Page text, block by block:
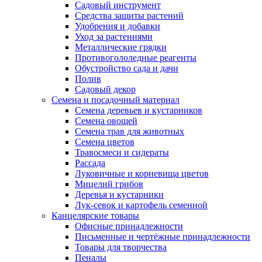
Садовый инструмент
Средства защиты растений
Удобрения и добавки
Уход за растениями
Металлические грядки
Противогололедные реагенты
Обустройство сада и дачи
Полив
Садовый декор
Семена и посадочный материал
Семена деревьев и кустарников
Семена овощей
Семена трав для животных
Семена цветов
Травосмеси и сидераты
Рассада
Луковичные и корневища цветов
Мицелий грибов
Деревья и кустарники
Лук-севок и картофель семенной
Канцелярские товары
Офисные принадлежности
Письменные и чертёжные принадлежности
Товары для творчества
Пеналы